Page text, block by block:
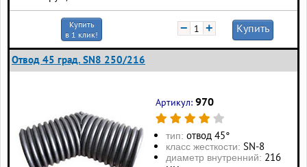
Купить
в 1 клик!
− + Купить
Отвод 45 град. SN8 250/216
Артикул: 970
тип: отвод 45°
класс жесткости: SN-8
диаметр внутренний: 216